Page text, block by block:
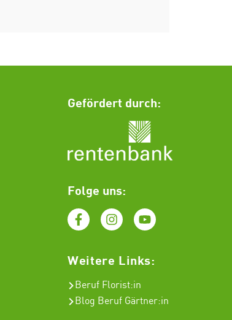
Gefördert durch:
Folge uns:
Weitere Links:
Beruf Florist:in
Blog Beruf Gärtner:in